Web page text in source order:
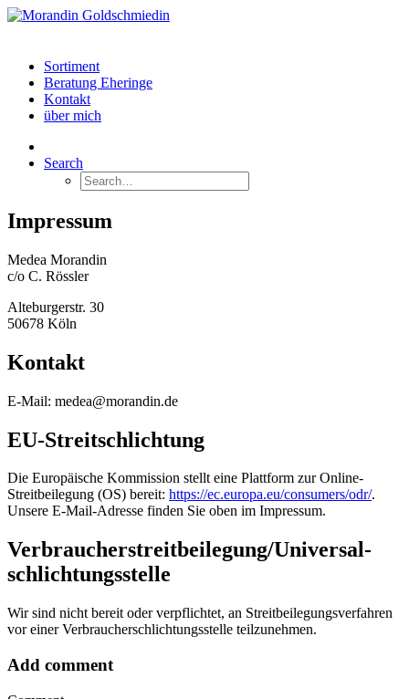
Sortiment
Beratung Eheringe
Kontakt
über mich
Search
Impressum
Medea Morandin
c/o C. Rössler
Alteburgerstr. 30
50678 Köln
Kontakt
E-Mail: medea@morandin.de
EU-Streitschlichtung
Die Europäische Kommission stellt eine Plattform zur Online-
Streitbeilegung (OS) bereit: https://ec.europa.eu/consumers/odr/.
Unsere E-Mail-Adresse finden Sie oben im Impressum.
Verbraucher­streit­beilegung/Universal­
schlichtungs­stelle
Wir sind nicht bereit oder verpflichtet, an Streitbeilegungsverfahren
vor einer Verbraucherschlichtungsstelle teilzunehmen.
Add comment